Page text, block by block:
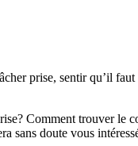
prise, sentir qu’il
Comment trouver le
sans doute vous